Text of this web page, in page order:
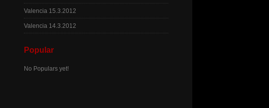
Valencia 15.3.2012
Valencia 14.3.2012
Popular
No Populars yet!